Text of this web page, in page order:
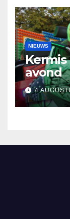
NIEUWS
Kermis
avond
4